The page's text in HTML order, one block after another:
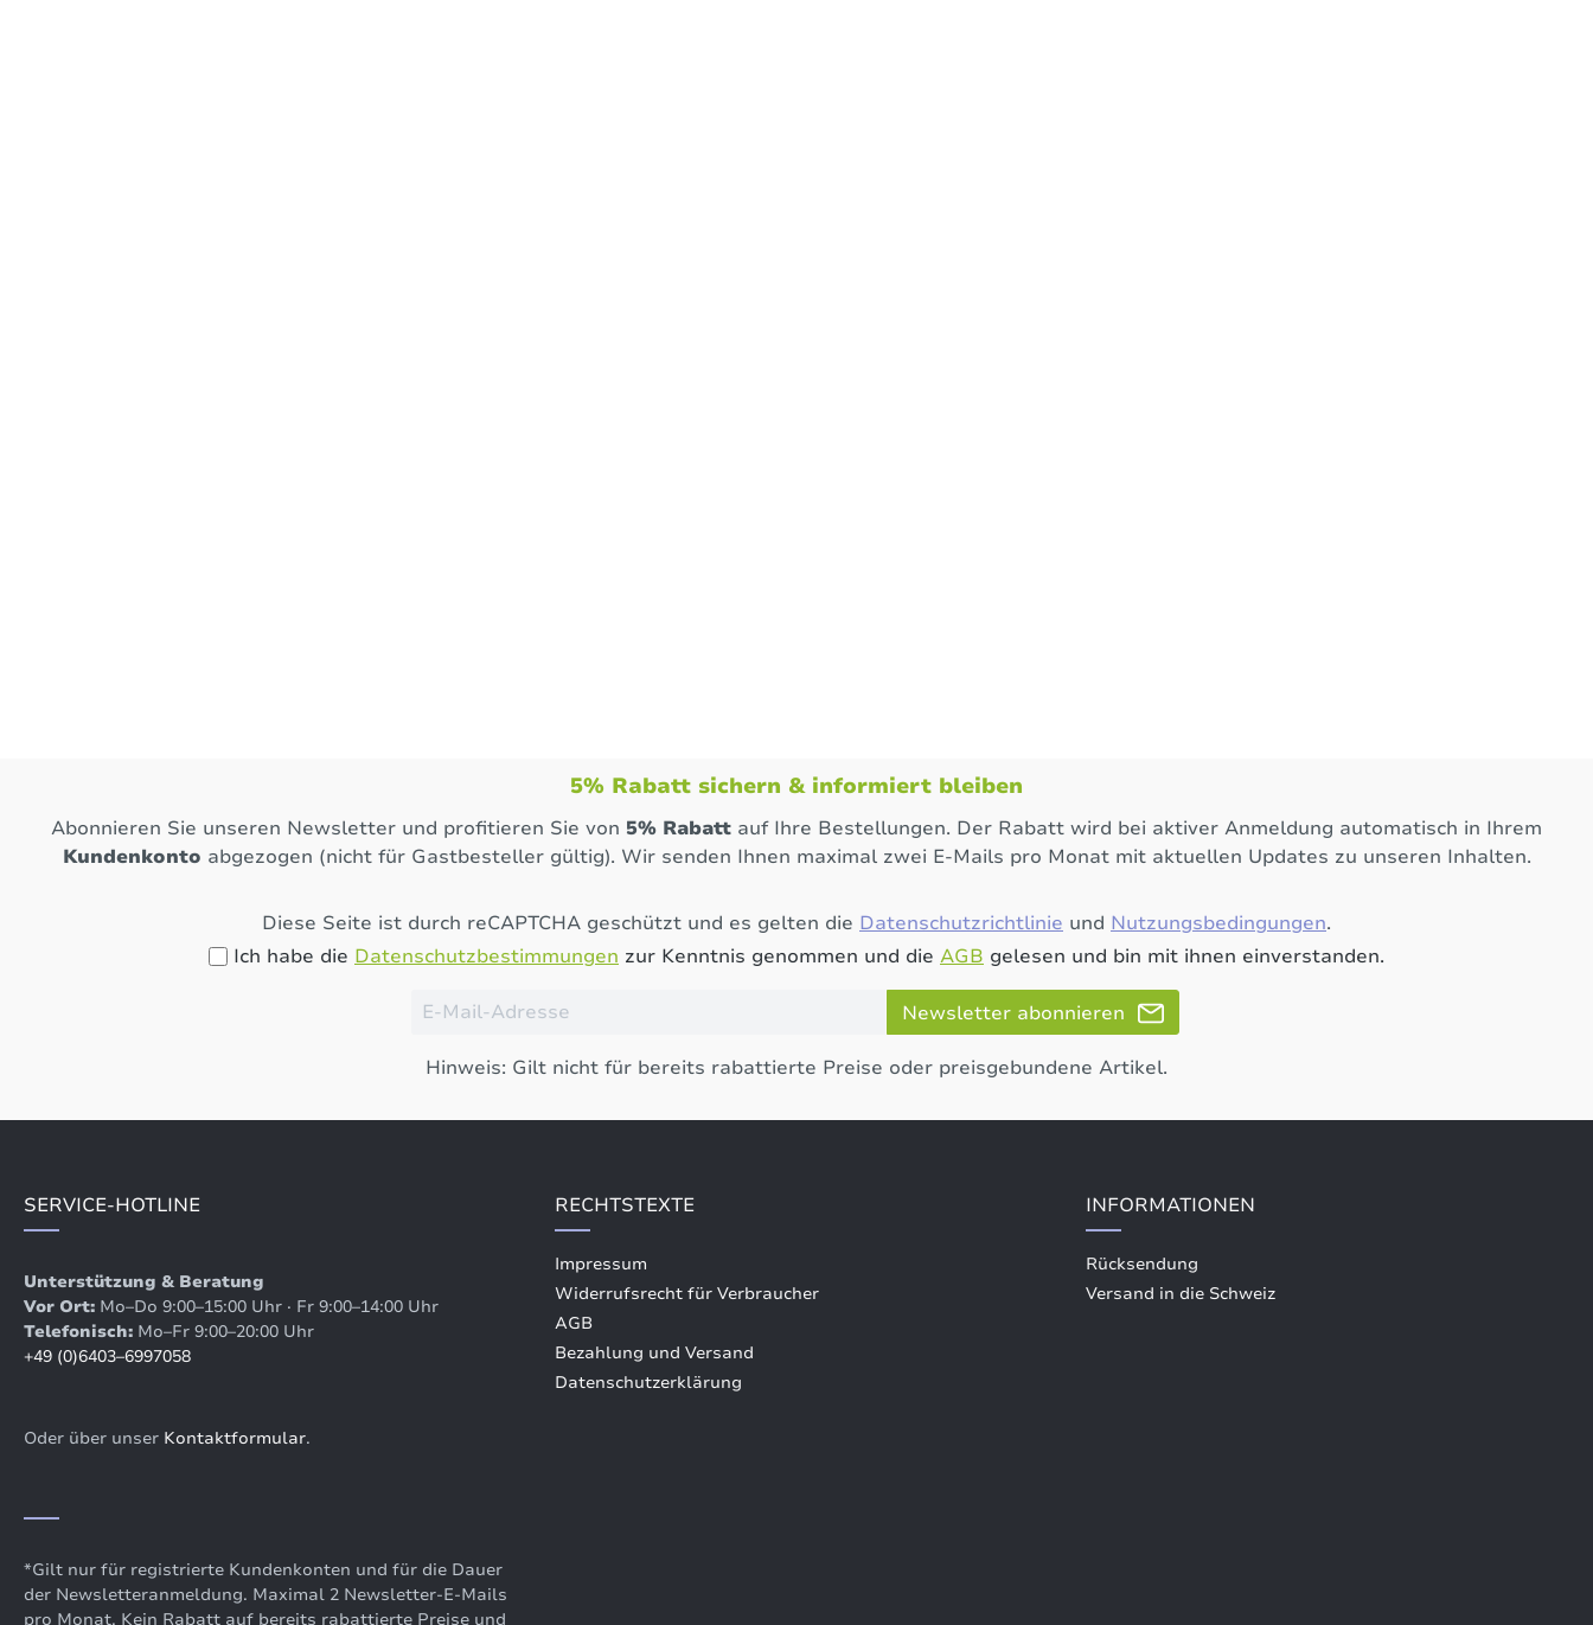
5% Rabatt sichern & informiert bleiben
Abonnieren Sie unseren Newsletter und profitieren Sie von 5% Rabatt auf Ihre Bestellungen. Der Rabatt wird bei aktiver Anmeldung automatisch in Ihrem
Kundenkonto abgezogen (nicht für Gastbesteller gültig). Wir senden Ihnen maximal zwei E-Mails pro Monat mit aktuellen Updates zu unseren Inhalten.
Diese Seite ist durch reCAPTCHA geschützt und es gelten die Datenschutzrichtlinie und Nutzungsbedingungen.
Ich habe die Datenschutzbestimmungen zur Kenntnis genommen und die AGB gelesen und bin mit ihnen einverstanden.
Newsletter abonnieren
Hinweis: Gilt nicht für bereits rabattierte Preise oder preisgebundene Artikel.
SERVICE-HOTLINE
Unterstützung & Beratung
Vor Ort: Mo–Do 9:00–15:00 Uhr · Fr 9:00–14:00 Uhr
Telefonisch: Mo–Fr 9:00–20:00 Uhr
+49 (0)6403–6997058
Oder über unser Kontaktformular.
RECHTSTEXTE
Impressum
Widerrufsrecht für Verbraucher
AGB
Bezahlung und Versand
Datenschutzerklärung
INFORMATIONEN
Rücksendung
Versand in die Schweiz
*Gilt nur für registrierte Kundenkonten und für die Dauer
der Newsletteranmeldung. Maximal 2 Newsletter-E-Mails
pro Monat. Kein Rabatt auf bereits rabattierte Preise und